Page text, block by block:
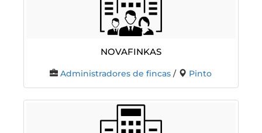
Novafinkas
Administradores de fincas / Pinto